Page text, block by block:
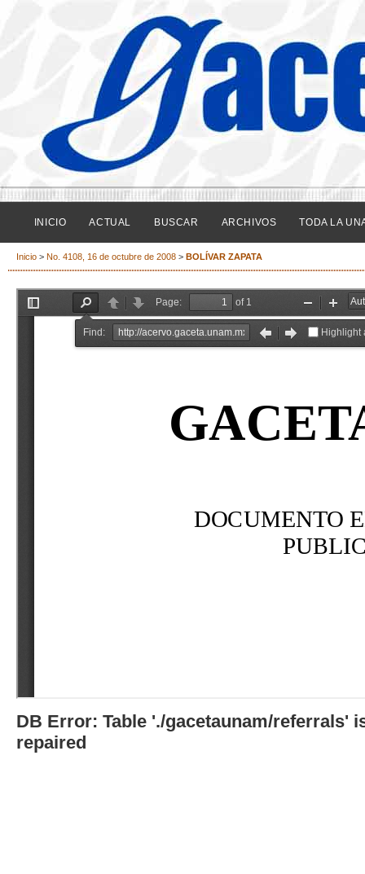
INICIO ACTUAL BUSCAR ARCHIVOS TODA LA
Inicio > No. 4108, 16 de octubre de 2008 > BOLÍVAR ZAPATA
DB Error: Table './gacetaunam/referrals'
repaired